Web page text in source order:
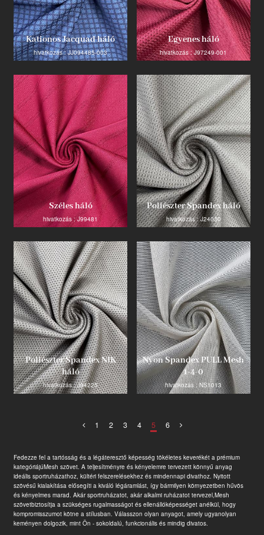
Kationos Jacquad háló
hivatkozás : JJ094485-003
Egyenes háló
hivatkozás : J97249-001
Széles háló
hivatkozás : J99481
Poliészter Spandex háló
hivatkozás : J24030
Poliészter Spandex NIK
háló
hivatkozás : J94225
Nyon Spandex PULL Mesh
1-4-0
hivatkozás : NS1013
1 2 3 4 5 6
Fedezze fel a tartósság és a légáteresztő képesség tökéletes keverékét a prémium
kategóriájúMesh szövet. A teljesítményre és kényelemre tervezett könnyű anyag
ideális sportruházathoz, kültéri felszerelésekhez és mindennapi divathoz. Nyitott
szövésű kialakítása elősegíti a kiváló légáramlást, így bármilyen környezetben hűvös
és kényelmes marad. Akár sportruházatot, akár alkalmi ruházatot tervezel,Mesh
szövetbiztosítja a szükséges rugalmasságot és ellenállóképességet anélkül, hogy
kompromisszumot kötne a stílusban. Válasszon olyan anyagot, amely ugyanolyan
keményen dolgozik, mint Ön - sokoldalú, funkcionális és mindig divatos.